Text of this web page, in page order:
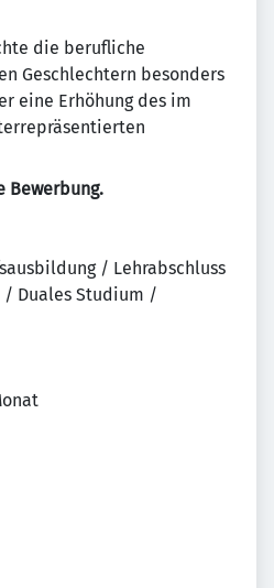
die berufliche
Geschlechtern besonders
eine Erhöhung des im
Bewerbung.
/ Lehrabschluss
/ Duales Studium /